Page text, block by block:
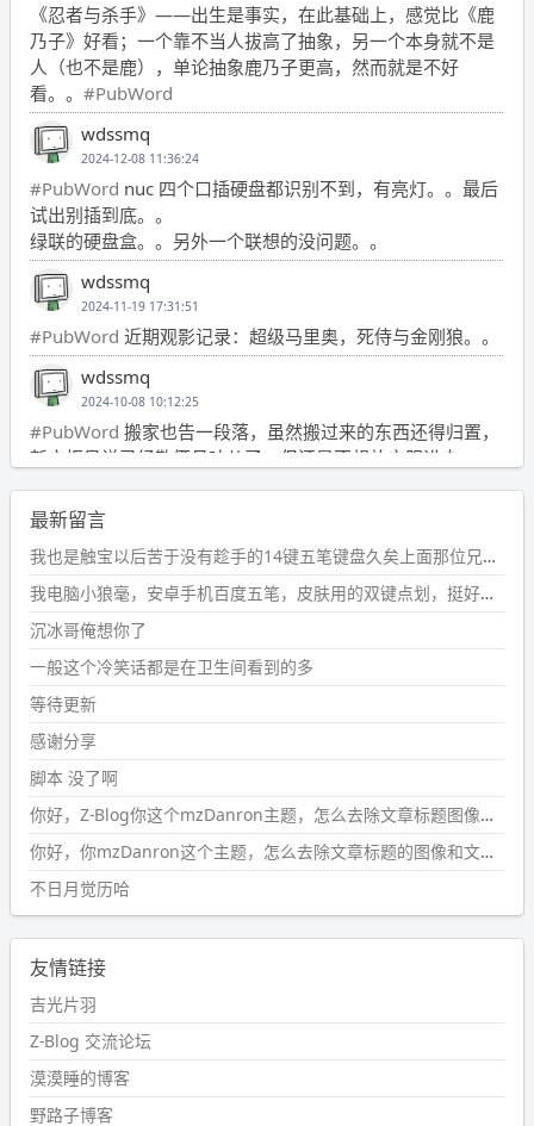
《忍者与杀手》——出生是事实，在此基础上，感觉比《鹿
乃子》好看；一个靠不当人拔高了抽象，另一个本身就不是
人（也不是鹿），单论抽象鹿乃子更高，然而就是不好
看。。 #PubWord
wdssmq
2024-12-08 11:36:24
#PubWord nuc 四个口插硬盘都识别不到，有亮灯。。最后
试出别插到底。。
绿联的硬盘盒。。另外一个联想的没问题。。
wdssmq
2024-11-19 17:31:51
#PubWord 近期观影记录：超级马里奥，死侍与金刚狼。。
wdssmq
2024-10-08 10:12:25
#PubWord 搬家也告一段落，虽然搬过来的东西还得归置，
新衣柜虽说已经散俩月味儿了，但还是不想放衣服进去。
wdssmq
2024-09-23 21:00:49
#PubWord要不我每年汇总整理一次？？碎雨集_沉冰浮水_
第1页https://www.wdssmq.com/tag/%E7%A2%8E%E9%9
B%A8%E9%9B%86/
wdssmq
2024-09-23 20:58:40
#PubWord
条嘟？？？？
wdssmq
2024-09-15 10:32:07
#PubWordVSCode 内 git 操作卡住的时候没办法主动取消
一直是个痛点，一般都是推送或拉取，今天连提交都卡
了。。
wdssmq
2024-09-11 08:45:43
#PubWord
然后天凉了，为了应对踢被子买了睡袋，不知道 1.2 米会不
会略窄。。
wdssmq
2024-09-09 19:43:00
#PubWord
最新留言
我也是触宝以后苦于没有趁手的14键五笔键盘久矣上面那位兄台用的百度双键点划布局我也用过很久，那个皮肤做得很粗糙，个别键位的触发区域是错位的，快速打字时很容易出错，修改它的皮肤文件校正后勉强能用，但早年出的皮肤分辨率太低，实在谈不上美观。百度小米定制版的商店里有一个"小黑板"皮肤还不错(百度官方输入法商店里没有)，但那个风格我不喜欢这两天找到了一个叫"森林集"的公众号，开发了海量的皮肤，很多都有14键版本，付费但很便宜，几块钱，终于有自己满意的输入法了搜了一下，这个工作室还是百度的官方合作伙伴，不知道为什么14键作品都不在官方商店上架，难道是百度官方在刻意放弃14键？
我电脑小狼毫，安卓手机百度五笔，皮肤用的双键点划，挺好的。
沉冰哥俺想你了
一般这个冷笑话都是在卫生间看到的多
等待更新
感谢分享
脚本 没了啊
你好，Z-Blog你这个mzDanron主题，怎么去除文章标题图像和文章摘要，仅显示标题，感谢回复！
你好，你mzDanron这个主题，怎么去除文章标题的图像和文章摘要！仅显示标题，感谢回复解决！
不日月觉历哈
友情链接
吉光片羽
Z-Blog 交流论坛
漠漠睡的博客
野路子博客